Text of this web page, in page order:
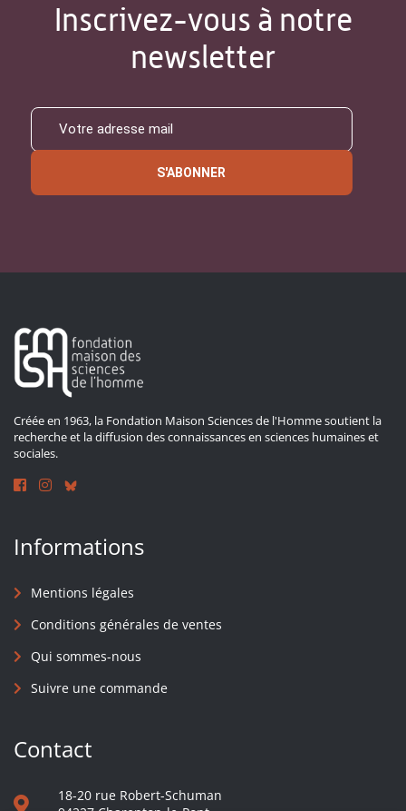
Inscrivez-vous à notre
newsletter
S'ABONNER
Créée en 1963, la Fondation Maison Sciences de l'Homme soutient la
recherche et la diffusion des connaissances en sciences humaines et
sociales.
Informations
Mentions légales
Conditions générales de ventes
Qui sommes-nous
Suivre une commande
Contact
18-20 rue Robert-Schuman